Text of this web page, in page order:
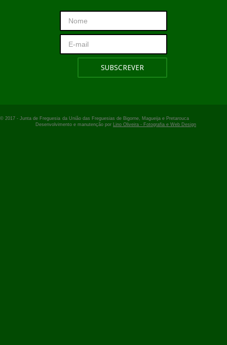
© 2017 - Junta de Freguesia da União das Freguesias de Bigorne, Magueija e Pretarouca
Desenvolvimento e manutenção por
Lino Oliveira - Fotografia e Web Design